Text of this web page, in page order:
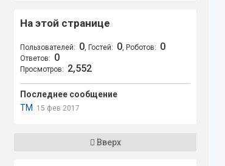
На этой странице
Пользователей: 0, Гостей: 0, Роботов: 0
Ответов: 0
Просмотров: 2,552
Последнее сообщение
TM
15 фев 2017
Вверх